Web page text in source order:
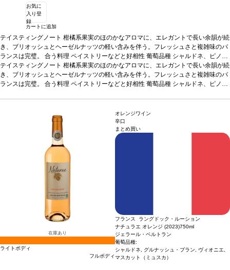
お気に
入り登
録
カートに追加
テイスティングノート 柑橘系果実のほのかなアロマに、エレガントで長い余韻が続
き、ブリオッシュとヘーゼルナッツの軽い含みを伴う。フレッシュさと複雑味のバ
ランスは完璧。 合う料理 ペイストリーなどと好相性 葡萄品種 シャルドネ、ピノ・
ノワール、グルナッシュ・ブラン認証ABオーガニック
テイスティングノート 柑橘系果実のほのかなアロマに、エレガントで長い余韻が続
き、ブリオッシュとヘーゼルナッツの軽い含みを伴う。フレッシュさと複雑味のバ
ランスは完璧。 合う料理 ペイストリーなどと好相性 葡萄品種 シャルドネ、ピノ・
在庫あり
ライトボディ
フルボディ
オレンジワイン
辛口
まとめ買い
フランス ラングドック・ルーション
ナチュラエ オレンジ (2023)750ml
ジェラール・ベルトラン
葡萄品種:
シャルドネ, グルナッシュ・ブラン, ヴィオニエ,
マスカット（ミュスカ）